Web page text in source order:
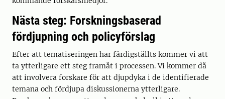
Nästa steg: Forskningsbaserad
fördjupning och policyförslag
Efter att tematiseringen har färdigställts kommer vi att
ta ytterligare ett steg framåt i processen. Vi kommer då
att involvera forskare för att djupdyka i de identifierade
temana och fördjupa diskussionerna ytterligare.